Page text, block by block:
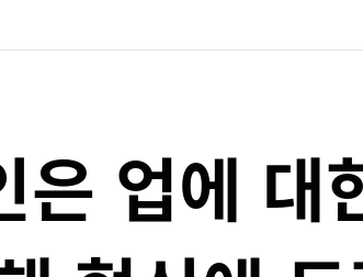
은 세상